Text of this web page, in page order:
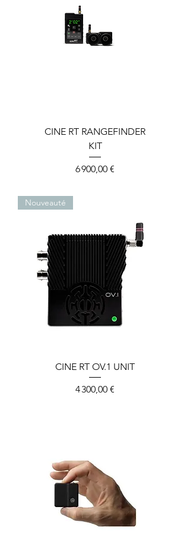
CINE RT RANGEFINDER
KIT
Prix
6 900,00 €
Nouveauté
CINE RT OV.1 UNIT
Prix
4 300,00 €